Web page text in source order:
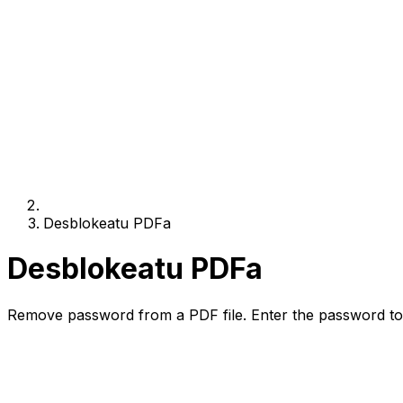
Desblokeatu PDFa
Desblokeatu PDFa
Remove password from a PDF file. Enter the password